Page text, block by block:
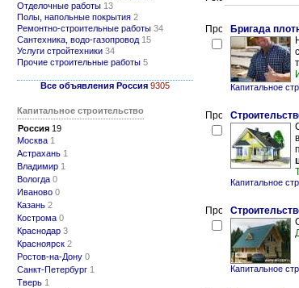
Отделочные работы 13
Полы, напольные покрытия 2
Ремонтно-строительные работы 34
Сантехника, водо-газопровод 15
Услуги стройтехники 34
Прочие строительные работы 5
Все объявления Россия 9305
Капитальное строительство
Россия 19
Москва 1
Астрахань 1
Владимир 1
Вологда 0
Иваново 0
Казань 2
Кострома 0
Краснодар 3
Красноярск 2
Ростов-на-Дону 0
Санкт-Петербург 1
Тверь 1
Бригада
Капитальное
Капитальное
Капитальное